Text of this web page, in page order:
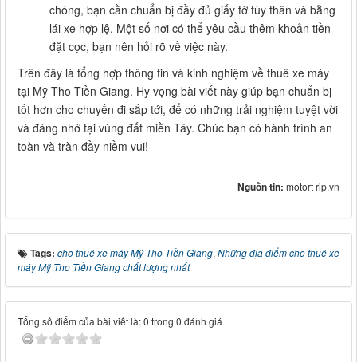
chóng, bạn cần chuẩn bị đầy đủ giấy tờ tùy thân và bằng
lái xe hợp lệ. Một số nơi có thể yêu cầu thêm khoản tiền
đặt cọc, bạn nên hỏi rõ về việc này.
Trên đây là tổng hợp thông tin và kinh nghiệm về thuê xe máy
tại Mỹ Tho Tiền Giang. Hy vọng bài viết này giúp bạn chuẩn bị
tốt hơn cho chuyến đi sắp tới, để có những trải nghiệm tuyệt vời
và đáng nhớ tại vùng đất miền Tây. Chúc bạn có hành trình an
toàn và tràn đầy niềm vui!
Nguồn tin: motort rip.vn
Tags: cho thuê xe máy Mỹ Tho Tiền Giang, Những địa điểm cho thuê xe
máy Mỹ Tho Tiền Giang chất lượng nhất
Tổng số điểm của bài viết là: 0 trong 0 đánh giá